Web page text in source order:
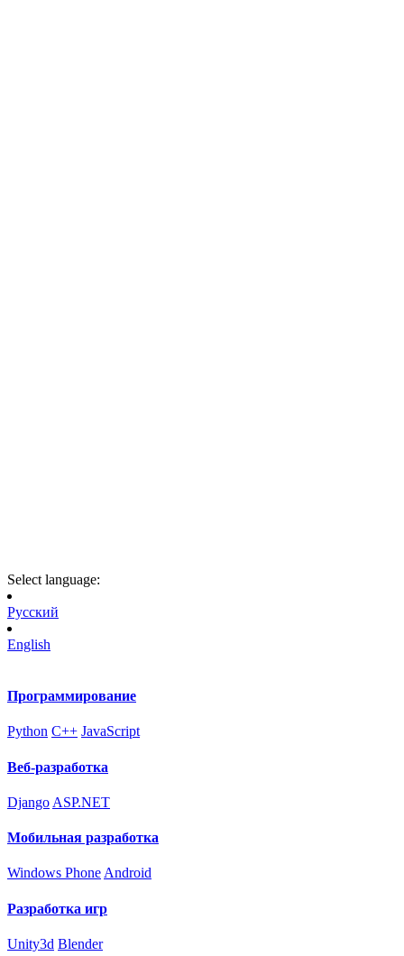
Select language:
Русский
English
Программирование
Python C++ JavaScript
Веб-разработка
Django ASP.NET
Мобильная разработка
Windows PhoneAndroid
Разработка игр
Unity3d Blender